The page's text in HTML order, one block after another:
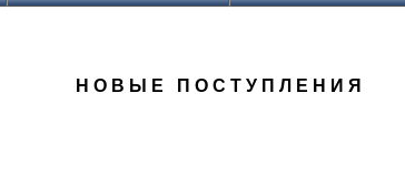
НОВЫЕ ПОСТУПЛЕНИЯ